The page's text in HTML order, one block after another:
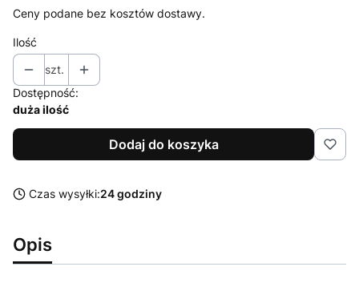
Ceny podane bez kosztów dostawy.
Ilość
szt.
Dostępność:
duża ilość
Dodaj do koszyka
Czas wysyłki:24 godziny
Opis